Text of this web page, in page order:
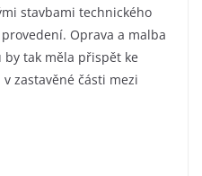
stavbami technického
Oprava a malba
tak měla přispět ke
zastavěné části mezi